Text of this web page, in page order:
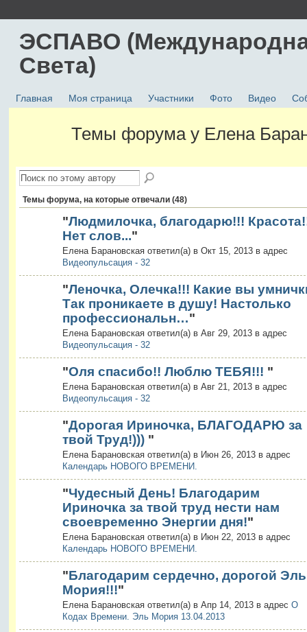
ЭСПАВО
Света)
Главная Моя страница Участники Фото Видео
Темы форума у Елена
Темы форума, на которые отвечали (48)
"Людмилочка, благодарю!!!
Нет слов..."
Елена Барановская ответил(а) в Окт 15, 2013 в адрес
Видеопульсация - 32
"Леночка, Олечка!!! Какие вы
Так проникаете в душу! Настолько
профессиональн…"
Елена Барановская ответил(а) в Авг 29, 2013 в адрес
Видеопульсация - 32
"Оля спасибо!! Люблю ТЕБЯ!!! "
Елена Барановская ответил(а) в Авг 21, 2013 в адрес
Видеопульсация - 32
"Дорогая Ириночка, БЛАГОДАРЮ за
твой Труд!))) "
Елена Барановская ответил(а) в Июн 26, 2013 в адрес
Календарь НОВОГО ВРЕМЕНИ.
"Чудесный День! Благодарим
Ириночка за твой труд нести нам
своевременно Энергии дня!"
Елена Барановская ответил(а) в Июн 22, 2013 в адрес
Календарь НОВОГО ВРЕМЕНИ.
"Благодарим сердечно, дорогой Эль
Мория!!!"
Елена Барановская ответил(а) в Апр 14, 2013 в адрес О
Кодах Времени. Эль Мория 13.04.2013